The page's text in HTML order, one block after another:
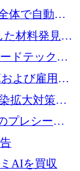
万ドルの
体で自動電
万ドルを
た材料発見を
ーロのベル
ドテックセ
心に再構築
よび雇用プ
1,740 万ド
拡大対策に
プレシード
ートをター
AIを買収